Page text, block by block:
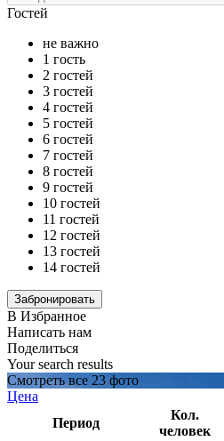
Гостей
не важно
1 гость
2 гостей
3 гостей
4 гостей
5 гостей
6 гостей
7 гостей
8 гостей
9 гостей
10 гостей
11 гостей
12 гостей
13 гостей
14 гостей
В Избранное
Написать нам
Поделиться
Your search results
Смотреть все 23 фото
Цена
Период
Кол.
человек